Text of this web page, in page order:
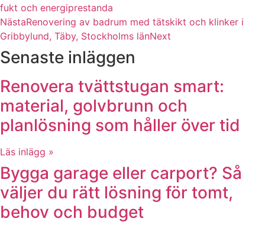
fukt och energiprestanda
NästaRenovering av badrum med tätskikt och klinker i
Gribbylund, Täby, Stockholms länNext
Senaste inläggen
Renovera tvättstugan smart:
material, golvbrunn och
planlösning som håller över tid
Läs inlägg »
Bygga garage eller carport? Så
väljer du rätt lösning för tomt,
behov och budget